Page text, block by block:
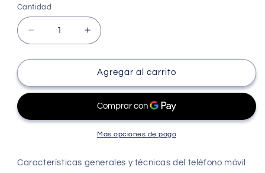
Cantidad
Cantidad
Reducir
cantidad
para
Rg725
smartphone
105
Aumentar
cantidad
para
Ruggear
Rg725
8.1
smartphone
altavoz
105
Agregar al carrito
Más opciones de pago
Características generales y técnicas del teléfono móvil